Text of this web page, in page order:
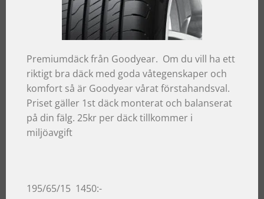
Premiumdäck från Goodyear. Om du vill ha ett
riktigt bra däck med goda våtegenskaper och
komfort så är Goodyear vårat förstahandsval.
Priset gäller 1st däck monterat och balanserat
på din fälg. 25kr per däck tillkommer i
miljöavgift
195/65/15 1450:-